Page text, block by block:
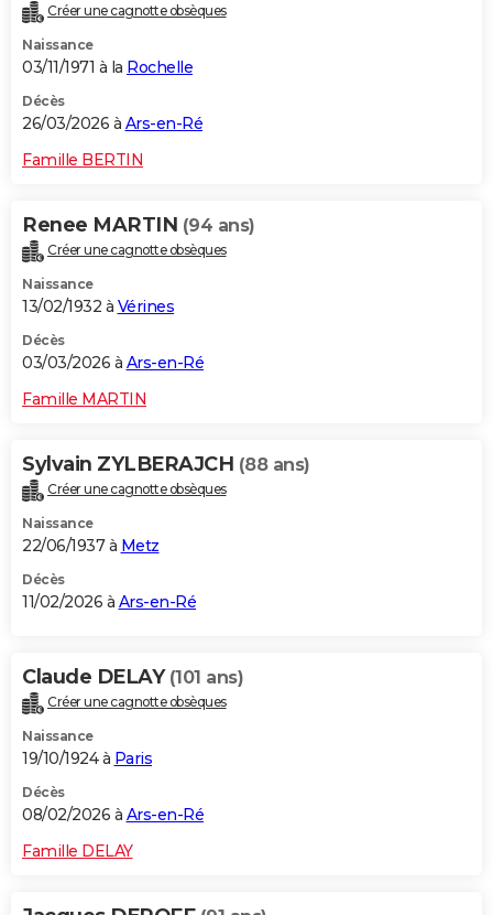
Créer une cagnotte obsèques
Naissance
03/11/1971 à la Rochelle
Décès
26/03/2026 à Ars-en-Ré
Famille BERTIN
Renee MARTIN (94 ans)
Créer une cagnotte obsèques
Naissance
13/02/1932 à Vérines
Décès
03/03/2026 à Ars-en-Ré
Famille MARTIN
Sylvain ZYLBERAJCH (88 ans)
Créer une cagnotte obsèques
Naissance
22/06/1937 à Metz
Décès
11/02/2026 à Ars-en-Ré
Claude DELAY (101 ans)
Créer une cagnotte obsèques
Naissance
19/10/1924 à Paris
Décès
08/02/2026 à Ars-en-Ré
Famille DELAY